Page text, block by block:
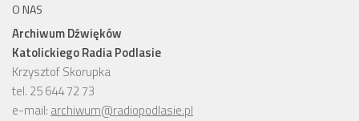
O NAS
Archiwum Dźwięków
Katolickiego Radia Podlasie
Krzysztof Skorupka
tel. 25 644 72 73
e-mail: archiwum@radiopodlasie.pl